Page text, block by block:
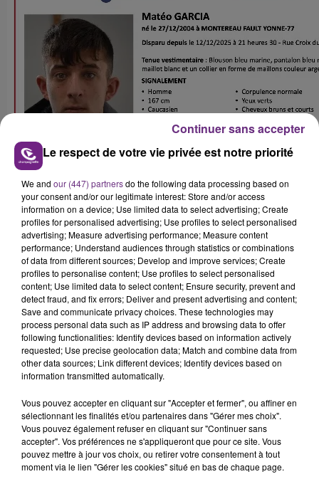
FIL D'ACTU
LA CENTRALE NUCLÉAIRE DE CHOOZ
TOUJOURS À L'ARRÊT
Cela fait déjà une semaine que la centrale
nucléaire ardennaise est à l'arrêt. Une situation
justifiée par la sécheresse intense qui est toujours
Le respect de votre vie privée est notre priorité
We and our (447) partnersdo the following data processing based on
your consent and/or our legitimate interest: Store and/or access
information on a device; Use limited data to select advertising; Create
profiles for personalised advertising; Use profiles to select personalised
advertising; Measure advertising performance; Measure content
performance; Understand audiences through statistics or combinations
of data from different sources; Develop and improve services; Create
profiles to personalise content; Use profiles to select personalised
content; Use limited data to select content; Ensure security, prevent and
detect fraud, and fix errors; Deliver and present advertising and content;
Save and communicate privacy choices. These technologies may
process personal data such as IP address and browsing data to offer
following functionalities: Identify devices based on information actively
requested; Use precise geolocation data; Match and combine data from
other data sources; Link different devices; Identify devices based on
information transmitted automatically.
Vous pouvez accepter en cliquant sur "Accepter et fermer", ou affiner en
sélectionnant les finalités et/ou partenaires dans "Gérer mes choix".
Vous pouvez également refuser en cliquant sur "Continuer sans
accepter". Vos préférences ne s'appliqueront que pour ce site. Vous
pouvez mettre à jour vos choix, ou retirer votre consentement à tout
moment via le lien "Gérer les cookies" situé en bas de chaque page.
Continuer sans accepter